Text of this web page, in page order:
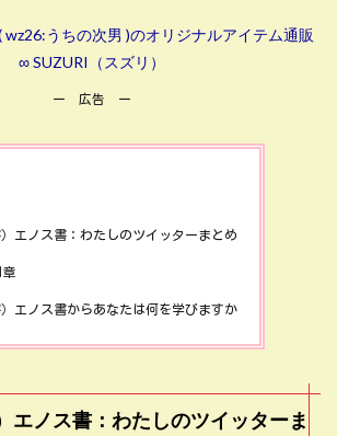
wz26:うちの次男 )のオリジナルアイテム通販
∞ SUZURI（スズリ）
ー 広告 ー
エノス書：わたしのツイッターまとめ
章
エノス書からあなたは何を学びますか
エノス書：わたしのツイッターま